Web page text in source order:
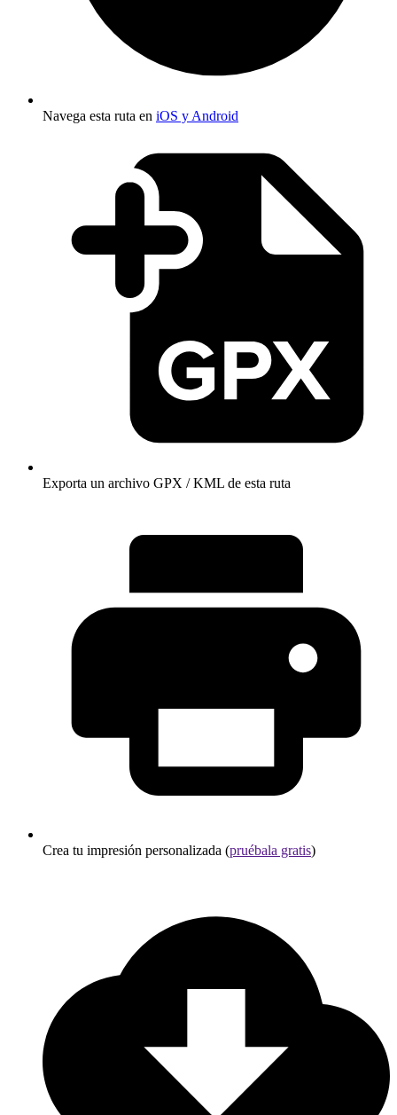
Navega esta ruta en iOS y Android
Exporta un archivo GPX / KML de esta ruta
Crea tu impresión personalizada (pruébala gratis)